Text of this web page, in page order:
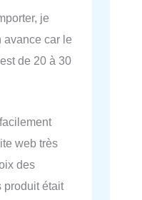
je
car le
de 20 à 30
web très
des
produit était